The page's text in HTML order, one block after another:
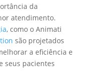
da
atendimento.
, como o Animati
são projetados
a eficiência e
seus pacientes